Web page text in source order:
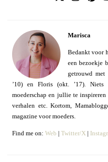
Marisca
Bedankt voor
een bezoekje
getrouwd
’10) en Floris (okt. ’17).
moederschap en jullie te
verhalen etc. Kortom,
magazine voor moeders.
Find me on: Web | Twitter/X |